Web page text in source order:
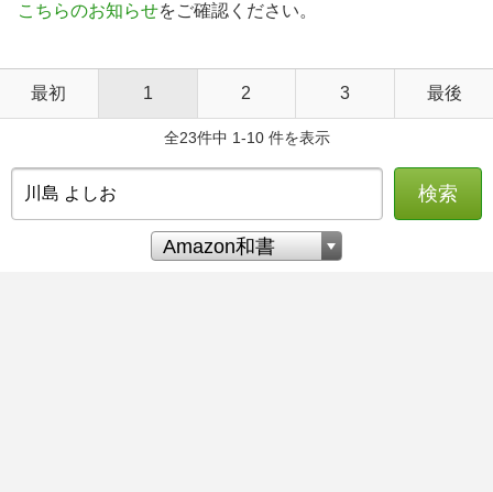
こちらのお知らせをご確認ください。
最初 1 2 3 最後
全23件中 1-10 件を表示
検索